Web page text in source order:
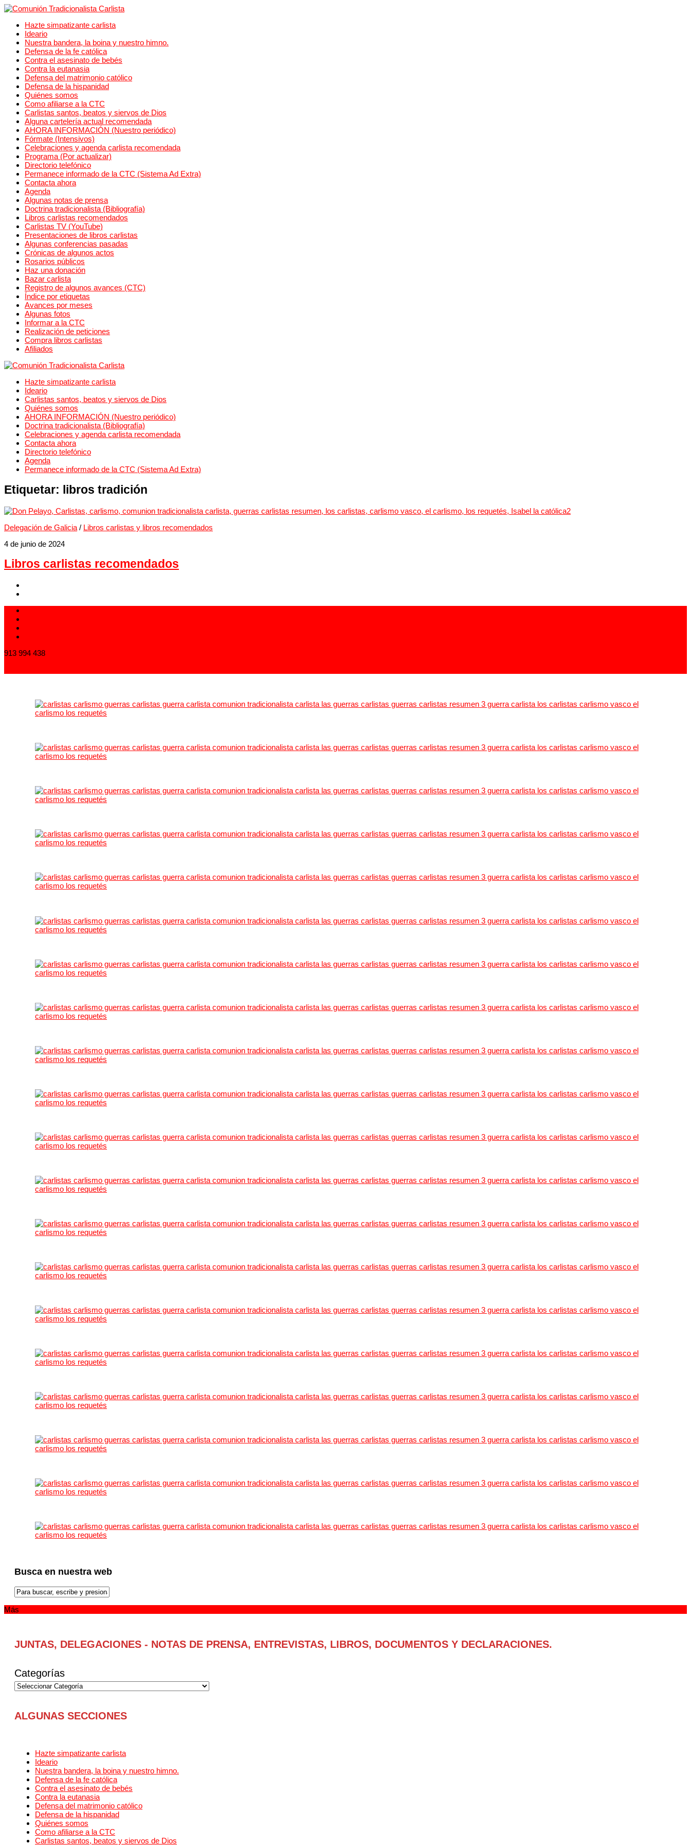
Hazte simpatizante carlista
Ideario
Nuestra bandera, la boina y nuestro himno.
Defensa de la fe católica
Contra el asesinato de bebés
Contra la eutanasia
Defensa del matrimonio católico
Defensa de la hispanidad
Quiénes somos
Como afiliarse a la CTC
Carlistas santos, beatos y siervos de Dios
Alguna cartelería actual recomendada
AHORA INFORMACIÓN (Nuestro periódico)
Fórmate (Intensivos)
Celebraciones y agenda carlista recomendada
Programa (Por actualizar)
Directorio telefónico
Permanece informado de la CTC (Sistema Ad Extra)
Contacta ahora
Agenda
Algunas notas de prensa
Doctrina tradicionalista (Bibliografía)
Libros carlistas recomendados
Carlistas TV (YouTube)
Presentaciones de libros carlistas
Algunas conferencias pasadas
Crónicas de algunos actos
Rosarios públicos
Haz una donación
Bazar carlista
Registro de algunos avances (CTC)
Índice por etiquetas
Avances por meses
Algunas fotos
Informar a la CTC
Realización de peticiones
Compra libros carlistas
Afiliados
Hazte simpatizante carlista
Ideario
Carlistas santos, beatos y siervos de Dios
Quiénes somos
AHORA INFORMACIÓN (Nuestro periódico)
Doctrina tradicionalista (Bibliografía)
Celebraciones y agenda carlista recomendada
Contacta ahora
Directorio telefónico
Agenda
Permanece informado de la CTC (Sistema Ad Extra)
Etiquetar: libros tradición
Delegación de Galicia / Libros carlistas y libros recomendados
4 de junio de 2024
Libros carlistas recomendados
913 994 438
Busca en nuestra web
Más
JUNTAS, DELEGACIONES - NOTAS DE PRENSA, ENTREVISTAS, LIBROS, DOCUMENTOS Y DECLARACIONES.
Categorías
ALGUNAS SECCIONES
Hazte simpatizante carlista
Ideario
Nuestra bandera, la boina y nuestro himno.
Defensa de la fe católica
Contra el asesinato de bebés
Contra la eutanasia
Defensa del matrimonio católico
Defensa de la hispanidad
Quiénes somos
Como afiliarse a la CTC
Carlistas santos, beatos y siervos de Dios